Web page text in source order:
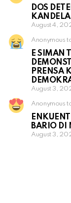
DOS
August 4,
Anonymous
E SIMAN
PRENSA
August 3,
Anonymous
BARIO DI
August 3,